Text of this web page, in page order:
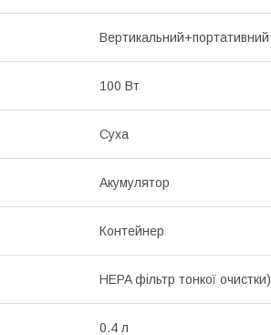
Вертикальний+портативний
100 Вт
Суха
Акумулятор
Контейнер
HEPA фільтр тонкої очистки)
0.4 л